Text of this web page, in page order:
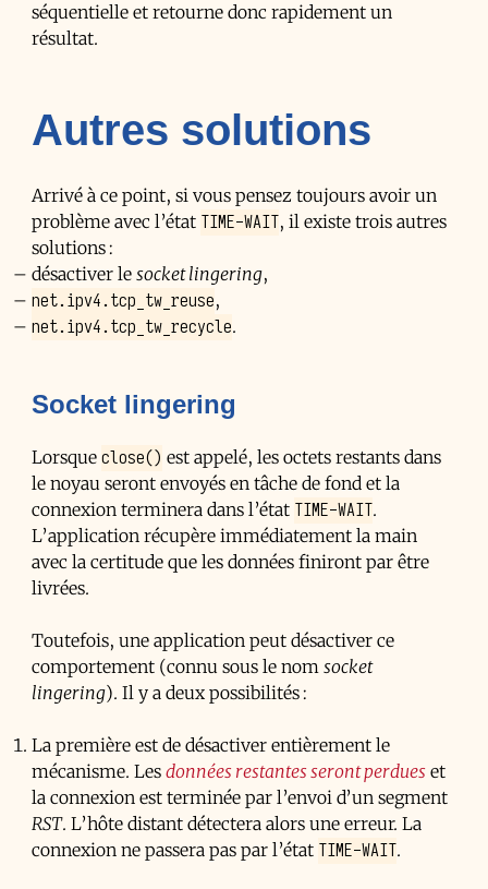
séquentielle et retourne donc rapidement un
résultat.
Autres solutions
Arrivé à ce point, si vous pensez toujours avoir un
problème avec l’état TIME-WAIT, il existe trois autres
solutions :
désactiver le socket lingering,
net.ipv4.tcp_tw_reuse,
net.ipv4.tcp_tw_recycle.
Socket lingering
Lorsque close() est appelé, les octets restants dans
le noyau seront envoyés en tâche de fond et la
connexion terminera dans l’état TIME-WAIT.
L’application récupère immédiatement la main
avec la certitude que les données finiront par être
livrées.
Toutefois, une application peut désactiver ce
comportement (connu sous le nom socket
lingering). Il y a deux possibilités :
La première est de désactiver entièrement le
mécanisme. Les données restantes seront perdueset
la connexion est terminée par l’envoi d’un segment
RST. L’hôte distant détectera alors une erreur. La
connexion ne passera pas par l’état TIME-WAIT.